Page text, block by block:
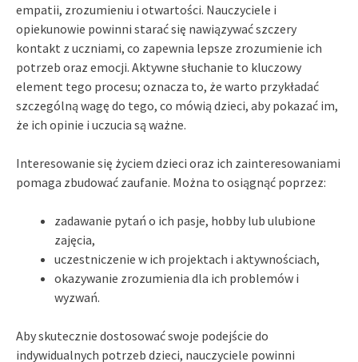
empatii, zrozumieniu i otwartości. Nauczyciele i
opiekunowie powinni starać się nawiązywać szczery
kontakt z uczniami, co zapewnia lepsze zrozumienie ich
potrzeb oraz emocji. Aktywne słuchanie to kluczowy
element tego procesu; oznacza to, że warto przykładać
szczególną wagę do tego, co mówią dzieci, aby pokazać im,
że ich opinie i uczucia są ważne.
Interesowanie się życiem dzieci oraz ich zainteresowaniami
pomaga zbudować zaufanie. Można to osiągnąć poprzez:
zadawanie pytań o ich pasje, hobby lub ulubione
zajęcia,
uczestniczenie w ich projektach i aktywnościach,
okazywanie zrozumienia dla ich problemów i
wyzwań.
Aby skutecznie dostosować swoje podejście do
indywidualnych potrzeb dzieci, nauczyciele powinni